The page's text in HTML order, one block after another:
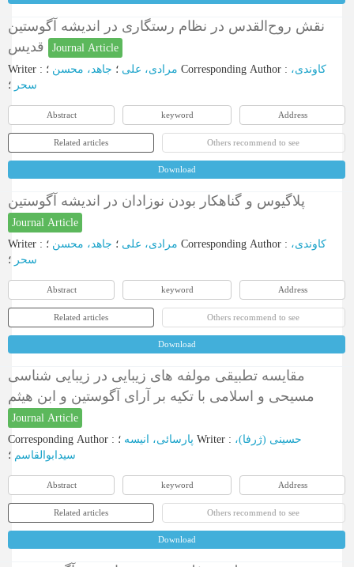
نقش روح‌القدس در نظام رستگاری در اندیشه آگوستین
Journal Article
Writer : مرادی، علی ؛ جاهد، محسن Corresponding Author : کاوندی،
سحر ؛
Abstract keyword Address
Related articles Others recommend to see
Download
پلاگیوس و گناهکار بودن نوزادان در اندیشه آگوستین
Journal Article
Writer : مرادی، علی ؛ جاهد، محسن Corresponding Author : کاوندی،
سحر ؛
Abstract keyword Address
Related articles Others recommend to see
Download
مقایسه تطبیقی مولفه های زیبایی در زیبایی شناسی
مسیحی و اسلامی با تکیه بر آرای آگوستین و ابن هیثم
Journal Article
Corresponding Author : پارسائی، انیسه Writer : حسینی (ژرفا)،
سیدابوالقاسم ؛
Abstract keyword Address
Related articles Others recommend to see
Download